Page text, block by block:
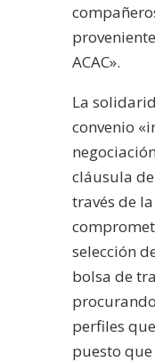
ACAC».
La
convenio
cláusula
través de la
selección
bolsa de
perfiles
puesto